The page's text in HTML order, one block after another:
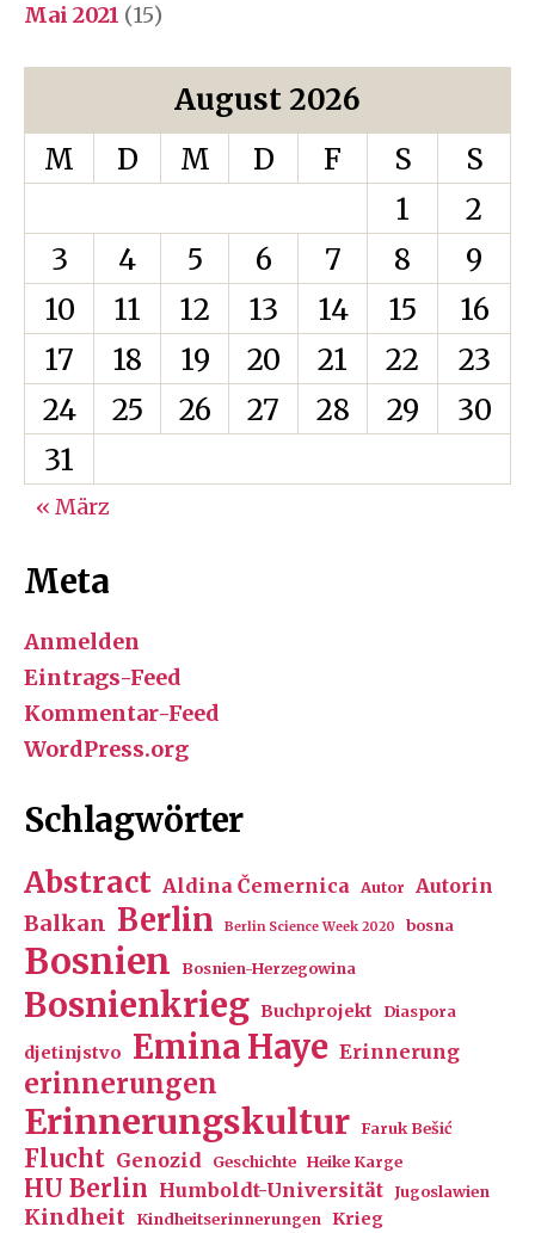
Mai 2021 (15)
August 2026
M
D M D F S
S
1
2
3
4 5 6 7 8
9
10
11 12 13 14 15
16
17
18 19 20 21 22
23
24
25 26 27 28 29
30
31
« März
Meta
Anmelden
Eintrags-Feed
Kommentar-Feed
WordPress.org
Schlagwörter
Abstract Aldina Čemernica Autor Autorin
Balkan Berlin Berlin Science Week 2020 bosna
Bosnien Bosnien-Herzegowina
Bosnienkrieg Buchprojekt Diaspora
djetinjstvo Emina Haye Erinnerung
erinnerungen
Erinnerungskultur Faruk Bešić
Flucht Genozid Geschichte Heike Karge
HU Berlin Humboldt-Universität Jugoslawien
Kindheit Kindheitserinnerungen Krieg